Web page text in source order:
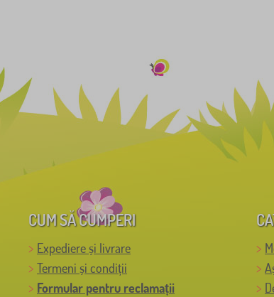
CUM SĂ CUMPERI
Expediere și livrare
Termeni și condiții
Formular pentru reclamații